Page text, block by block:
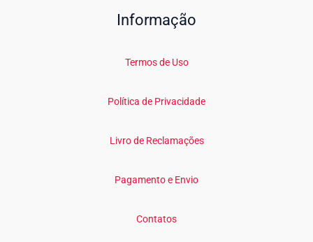
Informação
Termos de Uso
Política de Privacidade
Livro de Reclamações
Pagamento e Envio
Contatos